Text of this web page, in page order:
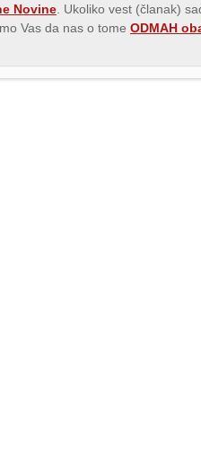
Novine . Ukoliko vest (članak)
Vas da nas o tome ODMAH